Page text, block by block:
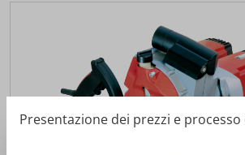
Presentazione dei prezzi e